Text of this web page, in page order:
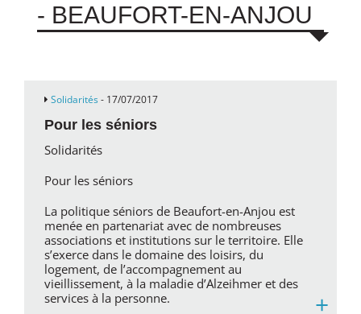
- BEAUFORT-EN-ANJOU
Solidarités- 17/07/2017
Pour les séniors
Solidarités
Pour les séniors
La politique séniors de Beaufort-en-Anjou est
menée en partenariat avec de nombreuses
associations et institutions sur le territoire. Elle
s’exerce dans le domaine des loisirs, du
logement, de l’accompagnement au
vieillissement, à la maladie d’Alzeihmer et des
services à la personne.
+